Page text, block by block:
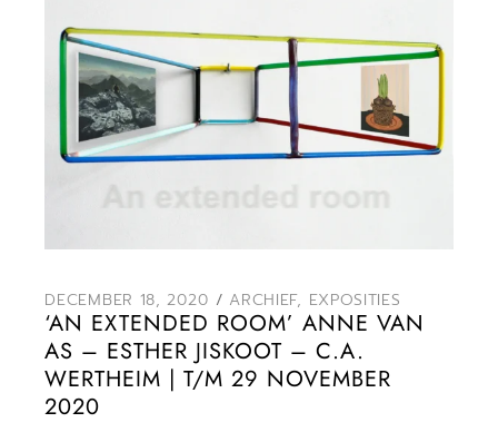
DECEMBER 18, 2020 ARCHIEF, EXPOSITIES
‘AN EXTENDED ROOM’ ANNE VAN
AS – ESTHER JISKOOT – C.A.
WERTHEIM | T/M 29 NOVEMBER
2020